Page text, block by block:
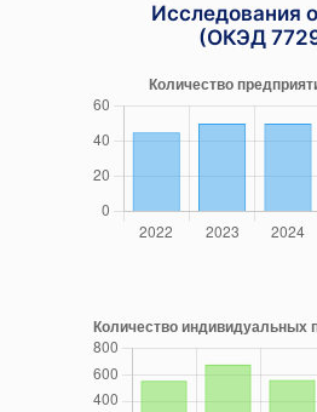
Исследования
(ОКЭД